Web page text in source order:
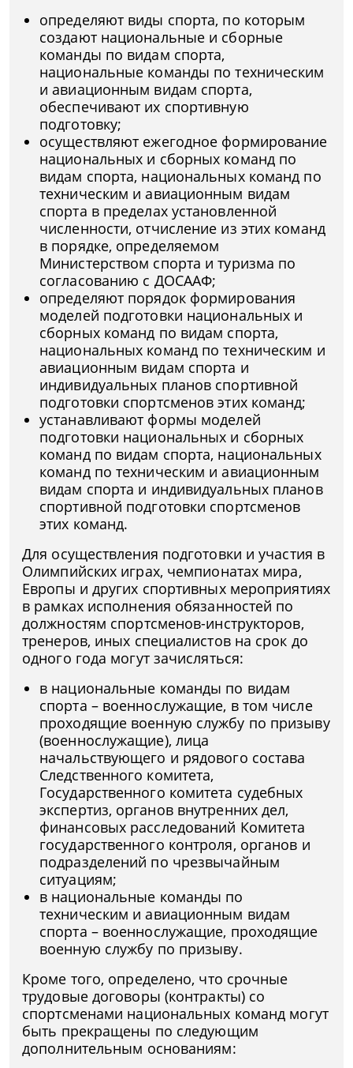
определяют виды спорта, по которым
создают национальные и сборные
команды по видам спорта,
национальные команды по техническим
и авиационным видам спорта,
обеспечивают их спортивную
подготовку;
осуществляют ежегодное формирование
национальных и сборных команд по
видам спорта, национальных команд по
техническим и авиационным видам
спорта в пределах установленной
численности, отчисление из этих команд
в порядке, определяемом
Министерством спорта и туризма по
согласованию с ДОСААФ;
определяют порядок формирования
моделей подготовки национальных и
сборных команд по видам спорта,
национальных команд по техническим и
авиационным видам спорта и
индивидуальных планов спортивной
подготовки спортсменов этих команд;
устанавливают формы моделей
подготовки национальных и сборных
команд по видам спорта, национальных
команд по техническим и авиационным
видам спорта и индивидуальных планов
спортивной подготовки спортсменов
этих команд.
Для осуществления подготовки и участия в
Олимпийских играх, чемпионатах мира,
Европы и других спортивных мероприятиях
в рамках исполнения обязанностей по
должностям спортсменов-инструкторов,
тренеров, иных специалистов на срок до
одного года могут зачисляться:
в национальные команды по видам
спорта – военнослужащие, в том числе
проходящие военную службу по призыву
(военнослужащие), лица
начальствующего и рядового состава
Следственного комитета,
Государственного комитета судебных
экспертиз, органов внутренних дел,
финансовых расследований Комитета
государственного контроля, органов и
подразделений по чрезвычайным
ситуациям;
в национальные команды по
техническим и авиационным видам
спорта – военнослужащие, проходящие
военную службу по призыву.
Кроме того, определено, что срочные
трудовые договоры (контракты) со
спортсменами национальных команд могут
быть прекращены по следующим
дополнительным основаниям: